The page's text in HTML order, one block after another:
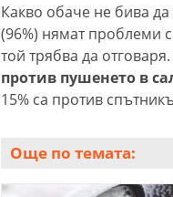
Какво обаче не бива
(96%) нямат проблеми
той трябва да отговаря.
против пушенето в
15% са против
Още по темата: